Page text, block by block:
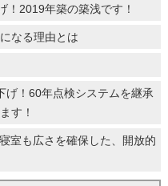
！2019年築の築浅です！
なる理由とは
げ！60年点検システムを継承
す！
室も広さを確保した、開放的